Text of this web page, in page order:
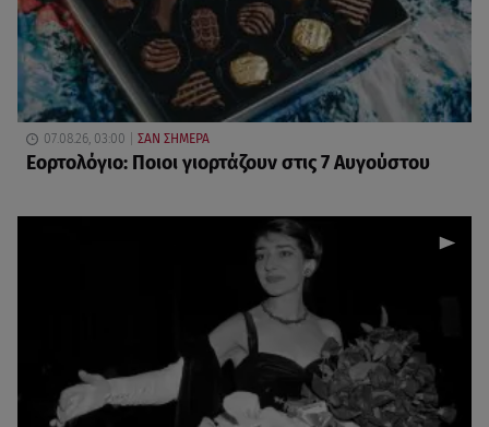
07.08.26, 03:00 ΣΑΝ ΣΗΜΕΡΑ
Εορτολόγιο: Ποιοι γιορτάζουν στις 7 Αυγούστου